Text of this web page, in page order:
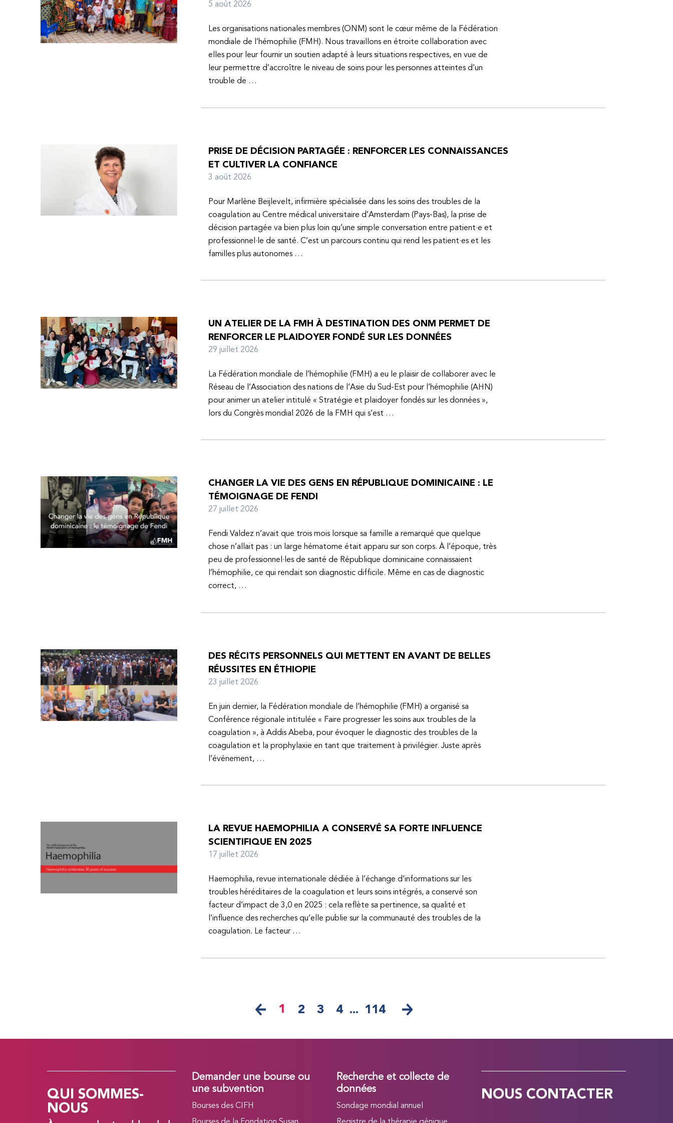
l’espoir d’une vie meilleure.
5 août 2026
Les organisations nationales membres (ONM) sont le cœur même de la Fédération
mondiale de l’hémophilie (FMH). Nous travaillons en étroite collaboration avec
elles pour leur fournir un soutien adapté à leurs situations respectives, en vue de
leur permettre d’accroître le niveau de soins pour les personnes atteintes d’un
trouble de …
PRISE DE DÉCISION PARTAGÉE : RENFORCER LES CONNAISSANCES
ET CULTIVER LA CONFIANCE
3 août 2026
Pour Marlène Beijlevelt, infirmière spécialisée dans les soins des troubles de la
coagulation au Centre médical universitaire d’Amsterdam (Pays-Bas), la prise de
décision partagée va bien plus loin qu’une simple conversation entre patient·e et
professionnel·le de santé. C’est un parcours continu qui rend les patient·es et les
familles plus autonomes …
UN ATELIER DE LA FMH À DESTINATION DES ONM PERMET DE
RENFORCER LE PLAIDOYER FONDÉ SUR LES DONNÉES
29 juillet 2026
La Fédération mondiale de l’hémophilie (FMH) a eu le plaisir de collaborer avec le
Réseau de l’Association des nations de l’Asie du Sud-Est pour l’hémophilie (AHN)
pour animer un atelier intitulé « Stratégie et plaidoyer fondés sur les données »,
lors du Congrès mondial 2026 de la FMH qui s’est …
CHANGER LA VIE DES GENS EN RÉPUBLIQUE DOMINICAINE : LE
TÉMOIGNAGE DE FENDI
27 juillet 2026
Fendi Valdez n’avait que trois mois lorsque sa famille a remarqué que quelque
chose n’allait pas : un large hématome était apparu sur son corps. À l’époque, très
peu de professionnel·les de santé de République dominicaine connaissaient
l’hémophilie, ce qui rendait son diagnostic difficile. Même en cas de diagnostic
correct, …
DES RÉCITS PERSONNELS QUI METTENT EN AVANT DE BELLES
RÉUSSITES EN ÉTHIOPIE
23 juillet 2026
En juin dernier, la Fédération mondiale de l’hémophilie (FMH) a organisé sa
Conférence régionale intitulée « Faire progresser les soins aux troubles de la
coagulation », à Addis Abeba, pour évoquer le diagnostic des troubles de la
coagulation et la prophylaxie en tant que traitement à privilégier. Juste après
l’événement, …
LA REVUE HAEMOPHILIA A CONSERVÉ SA FORTE INFLUENCE
SCIENTIFIQUE EN 2025
17 juillet 2026
Haemophilia, revue internationale dédiée à l’échange d’informations sur les
troubles héréditaires de la coagulation et leurs soins intégrés, a conservé son
facteur d’impact de 3,0 en 2025 : cela reflète sa pertinence, sa qualité et
l’influence des recherches qu’elle publie sur la communauté des troubles de la
coagulation. Le facteur …
1 2 3 4 ... 114
QUI SOMMES-
NOUS
Demander une bourse ou
une subvention
Bourses des CIFH
Recherche et collecte de
données
Sondage mondial annuel
NOUS CONTACTER